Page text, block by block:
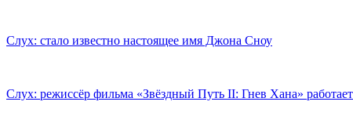
Слух: стало известно настоящее имя Джона Сноу
Слух: режиссёр фильма «Звёздный Путь II: Гнев Хана»